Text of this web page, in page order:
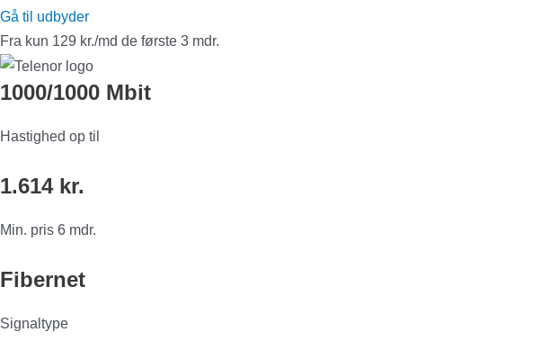
Gå til udbyder
Fra kun 129 kr./md de første 3 mdr.
1000/1000 Mbit
Hastighed op til
1.614 kr.
Min. pris 6 mdr.
Fibernet
Signaltype